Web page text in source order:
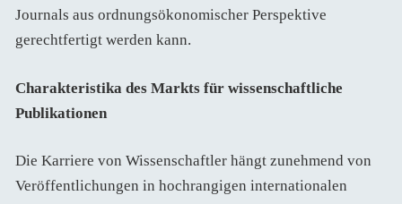
Journals aus ordnungsökonomischer Perspektive
gerechtfertigt werden kann.
Charakteristika des Markts für wissenschaftliche
Publikationen
Die Karriere von Wissenschaftler hängt zunehmend von
Veröffentlichungen in hochrangigen internationalen